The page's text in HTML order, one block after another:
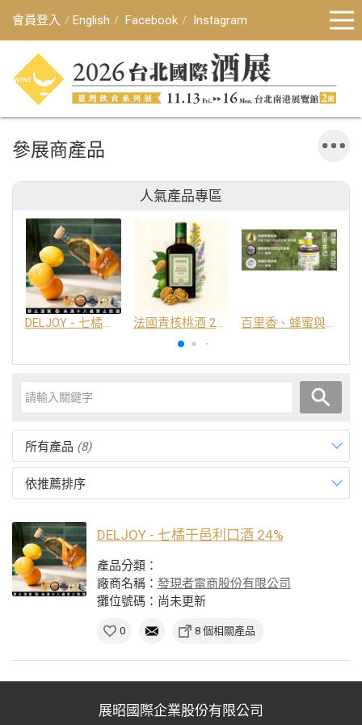
會員登入 English Facebook Instagram
參展商產品
人氣產品專區
DELJOY - 七橘干邑利口酒 24% 法國青核桃酒 25% 百里香、蜂蜜與番紅花酒
所有產品 (8)
依推薦排序
DELJOY - 七橘干邑利口酒 24%
產品分類：
廠商名稱： 發現者電商股份有限公司
攤位號碼：尚未更新
0 8 個相關產品
展昭國際企業股份有限公司